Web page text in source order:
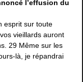
l’effusion du
esprit sur toute
vieillards auront
29 Même sur les
là, je répandrai